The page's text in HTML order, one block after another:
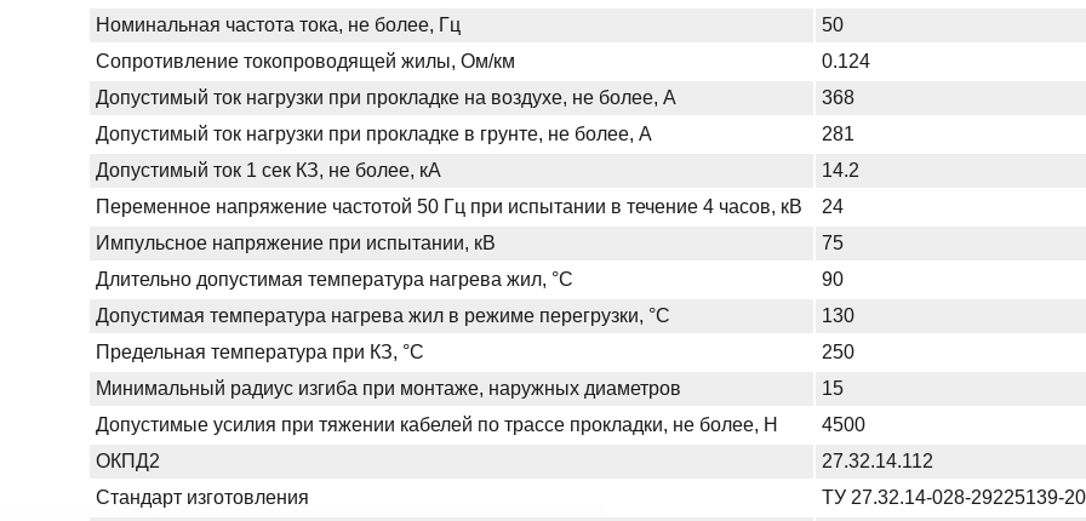
Номинальная частота тока, не более, Гц
50
Сопротивление токопроводящей жилы, Ом/км
0.124
Допустимый ток нагрузки при прокладке на воздухе, не более, А
368
Допустимый ток нагрузки при прокладке в грунте, не более, А
281
Допустимый ток 1 сек КЗ, не более, кА
14.2
Переменное напряжение частотой 50 Гц при испытании в течение 4 часов, кВ
24
Импульсное напряжение при испытании, кВ
75
Длительно допустимая температура нагрева жил, °С
90
Допустимая температура нагрева жил в режиме перегрузки, °С
130
Предельная температура при КЗ, °С
250
Минимальный радиус изгиба при монтаже, наружных диаметров
15
Допустимые усилия при тяжении кабелей по трассе прокладки, не более, Н
4500
ОКПД2
27.32.14.112
Стандарт изготовления
ТУ 27.32.14-028-29225139-